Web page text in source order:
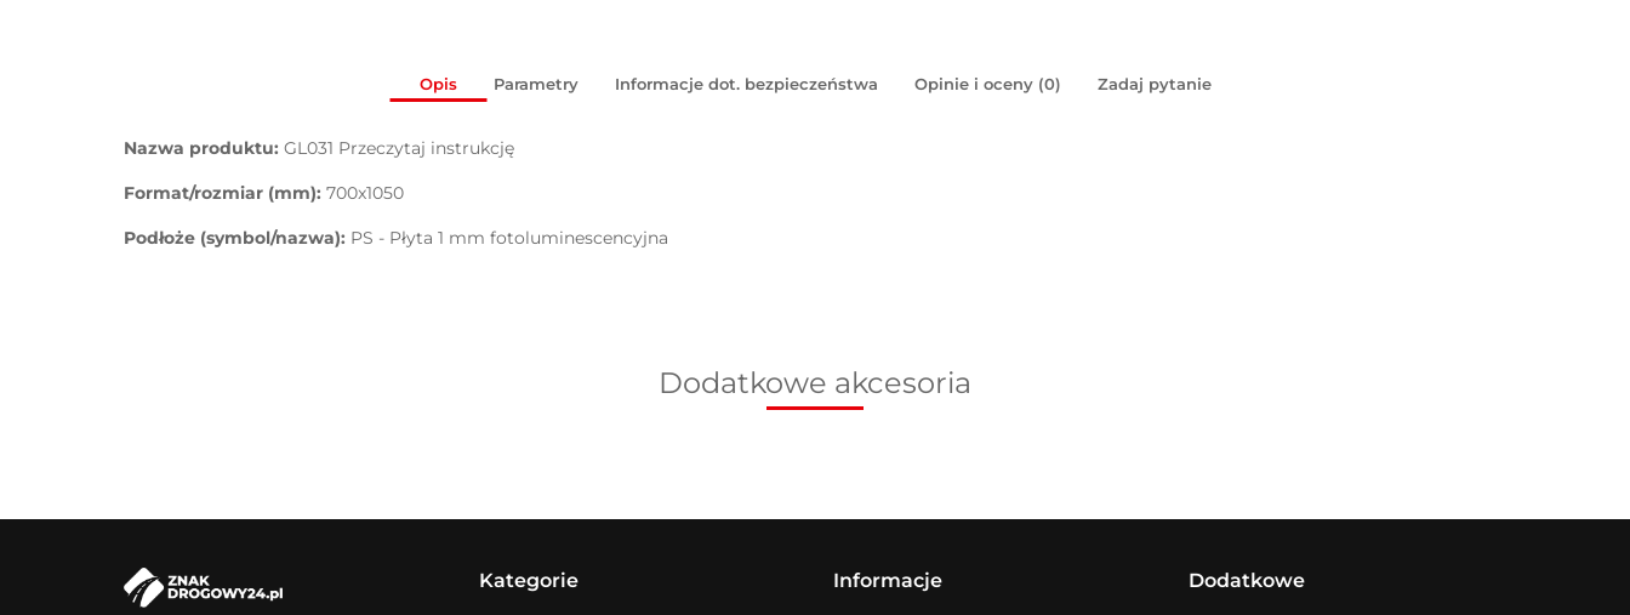
Opis Parametry Informacje dot. bezpieczeństwa Opinie i oceny (0) Zadaj pytanie
Nazwa produktu: GL031 Przeczytaj instrukcję
Format/rozmiar (mm): 700x1050
Podłoże (symbol/nazwa): PS - Płyta 1 mm fotoluminescencyjna
Dodatkowe akcesoria
Kategorie Informacje Dodatkowe